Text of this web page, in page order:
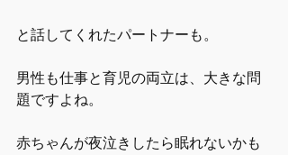
と話してくれたパートナーも。
男性も仕事と育児の両立は、大きな問
題ですよね。
赤ちゃんが夜泣きしたら眠れないかも